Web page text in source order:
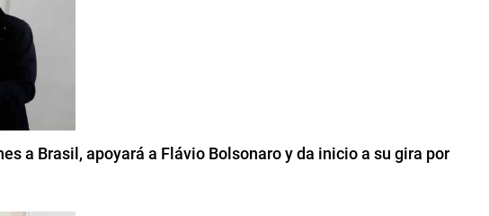
a Brasil, apoyará a Flávio Bolsonaro y da inicio a su gira por